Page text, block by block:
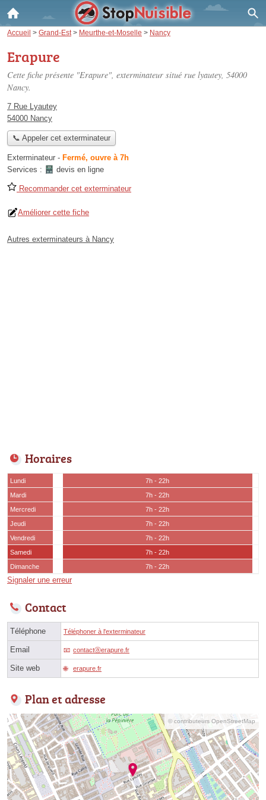
Accueil > Grand-Est > Meurthe-et-Moselle > Nancy
Erapure
Cette fiche présente "Erapure", exterminateur situé rue lyautey, 54000
Nancy.
7 Rue Lyautey
54000 Nancy
📞 Appeler cet exterminateur
Exterminateur - Fermé, ouvre à 7h
Services :
devis en ligne
Recommander cet exterminateur
Améliorer cette fiche
Autres exterminateurs à Nancy
Horaires
Lundi
7h - 22h
Mardi
7h - 22h
Mercredi
7h - 22h
Jeudi
7h - 22h
Vendredi
7h - 22h
Samedi
7h - 22h
Dimanche
7h - 22h
Signaler une erreur
Contact
Téléphone Téléphoner à l'exterminateur
Email contactⓐerapure.fr
Site web erapure.fr
Plan et adresse
© contributeurs OpenStreetMap